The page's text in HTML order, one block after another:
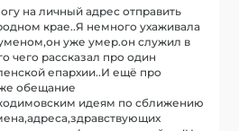
на личный адрес отправить
крае..Я немного ухаживала
уже умер.он служил в
чего рассказал про один
епархии..И ещё про
обещание
идеям по сближению